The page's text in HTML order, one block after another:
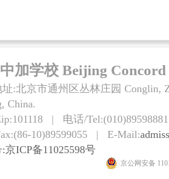
加学校 Beijing Concord
:北京市通州区丛林庄园 Conglin,
China.
| 电话/
10)89599055 | E-Mail:
京ICP备11025598号
京公网安备